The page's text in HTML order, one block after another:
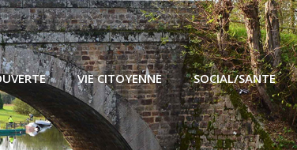
VIE CITOYENNE SOCIAL/SANTE